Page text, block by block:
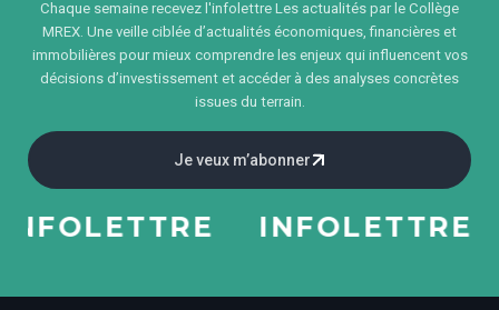
Chaque semaine recevez l'infolettre Les actualités par le Collège
MREX. Une veille ciblée d’actualités économiques, financières et
immobilières pour mieux comprendre les enjeux qui influencent vos
décisions d’investissement et accéder à des analyses concrètes
issues du terrain.
Je veux m’abonner
INFOLETTRE